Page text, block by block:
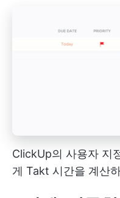
ClickUp의 사용자 지
게 Takt 시간을 계산